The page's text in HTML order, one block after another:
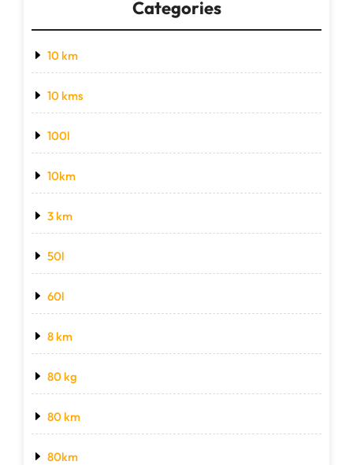
Categories
10 km
10 kms
100l
10km
3 km
50l
60l
8 km
80 kg
80 km
80km